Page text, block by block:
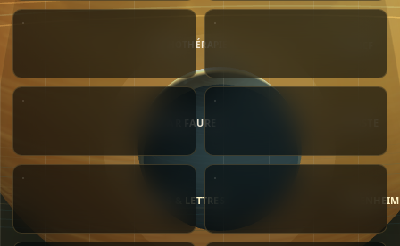
PSYCHOTHÉRAPIE
EDGAR FAURE
ARTS & LETTRES